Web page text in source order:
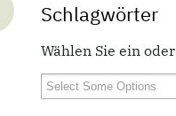
Schlagwörter
Wählen Sie ein